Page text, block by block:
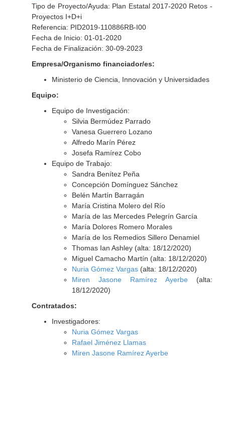
Tipo de Proyecto/Ayuda: Plan Estatal 2017-2020 Retos -
Proyectos I+D+i
Referencia: PID2019-110886RB-I00
Fecha de Inicio: 01-01-2020
Fecha de Finalización: 30-09-2023
Empresa/Organismo financiador/es:
Ministerio de Ciencia, Innovación y Universidades
Equipo:
Equipo de Investigación:
Silvia Bermúdez Parrado
Vanesa Guerrero Lozano
Alfredo Marín Pérez
Josefa Ramírez Cobo
Equipo de Trabajo:
Sandra Benítez Peña
Concepción Domínguez Sánchez
Belén Martín Barragán
María Cristina Molero del Río
María de las Mercedes Pelegrín García
María Dolores Romero Morales
María de los Remedios Sillero Denamiel
Thomas Ian Ashley (alta: 18/12/2020)
Miguel Camacho Martín (alta: 18/12/2020)
Nuria Gómez Vargas(alta: 18/12/2020)
Miren Jasone Ramírez Ayerbe (alta:
18/12/2020)
Contratados:
Investigadores:
Nuria Gómez Vargas
Rafael Jiménez Llamas
Miren Jasone Ramírez Ayerbe